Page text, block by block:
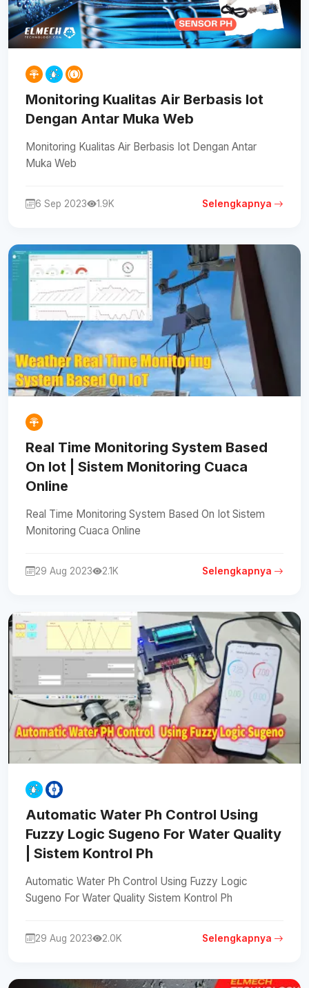
Monitoring Kualitas Air Berbasis Iot
Dengan Antar Muka Web
Monitoring Kualitas Air Berbasis Iot Dengan Antar
Muka Web
6 Sep 2023 1.9K Selengkapnya
Real Time Monitoring System Based
On Iot | Sistem Monitoring Cuaca
Online
Real Time Monitoring System Based On Iot Sistem
Monitoring Cuaca Online
29 Aug 2023 2.1K Selengkapnya
Automatic Water Ph Control Using
Fuzzy Logic Sugeno For Water Quality
| Sistem Kontrol Ph
Automatic Water Ph Control Using Fuzzy Logic
Sugeno For Water Quality Sistem Kontrol Ph
29 Aug 2023 2.0K Selengkapnya